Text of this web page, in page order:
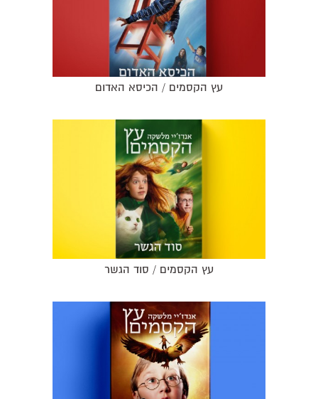
עץ הקסמים / הכיסא האדום
עץ הקסמים / סוד הגשר